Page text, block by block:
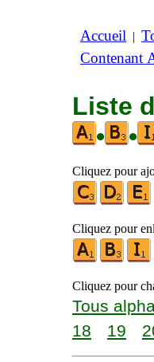
Accueil |
Contenant
Liste
•
•
Cliquez pour
Cliquez pour
Cliquez pour
Tous
18
19